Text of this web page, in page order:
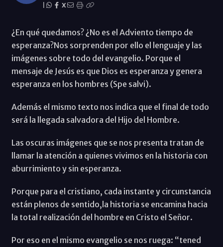
X
¿En qué quedamos? ¿No es el Adviento tiempo de
esperanza?Nos sorprenden por ello el lenguaje y las
imágenes sobre todo del evangelio. Porque el
mensaje de Jesús es que Dios es esperanza y genera
esperanza en los hombres (Spe salvi).
Además el mismo texto nos indica que el final de todo
será la llegada salvadora del Hijo del Hombre.
Las oscuras imágenes que se nos presenta tratan de
llamar la atención a quienes vivimos en la historia con
aburrimiento y sin esperanza.
Porque para el cristiano, cada instante y circunstancia
están plenos de sentido,la historia se encamina hacia
la total realización del hombre en Cristo el Señor.
Por eso en el mismo evangelio se nos ruega: “tened